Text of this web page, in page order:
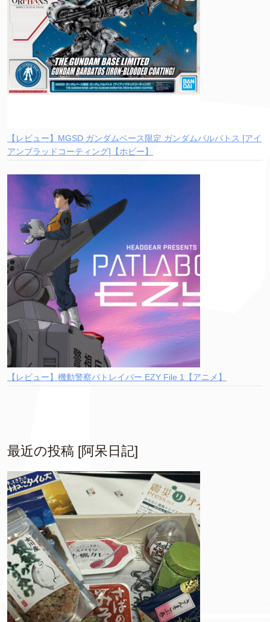
【レビュー】MGSD ガンダムベース限定 ガンダムバルバトス [アイ
アンブラッドコーティング]【ホビー】
【レビュー】機動警察パトレイバー EZY File 1【アニメ】
最近の投稿 [阿呆日記]